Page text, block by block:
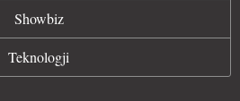
Showbiz
Teknologji